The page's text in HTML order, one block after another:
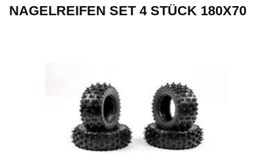
NAGELREIFEN SET 4 STÜCK 180X70